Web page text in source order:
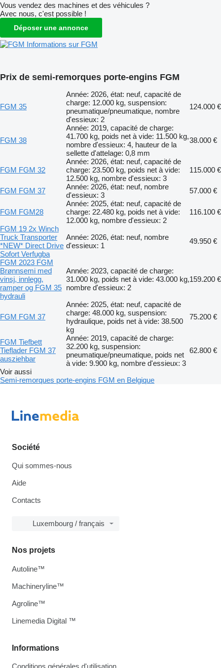
Vous vendez des machines et des véhicules ?
Avec nous, c'est possible !
Déposer une annonce
Informations sur FGM
Prix de semi-remorques porte-engins FGM
FGM 35
Année: 2026, état: neuf, capacité de
charge: 12.000 kg, suspension:
pneumatique/pneumatique, nombre
d'essieux: 2
124.000 €
FGM 38
Année: 2019, capacité de charge:
41.700 kg, poids net à vide: 11.500 kg,
nombre d'essieux: 4, hauteur de la
sellette d'attelage: 0,8 mm
38.000 €
FGM FGM 32
Année: 2026, état: neuf, capacité de
charge: 23.500 kg, poids net à vide:
12.500 kg, nombre d'essieux: 3
115.000 €
FGM FGM 37
Année: 2026, état: neuf, nombre
d'essieux: 3
57.000 €
FGM FGM28
Année: 2025, état: neuf, capacité de
charge: 22.480 kg, poids net à vide:
12.000 kg, nombre d'essieux: 2
116.100 €
FGM 19 2x Winch
Truck Transporter
*NEW* Direct Drive
Sofort Verfugba
Année: 2026, état: neuf, nombre
d'essieux: 1
49.950 €
FGM 2023 FGM
Brønnsemi med
vinsj, innlegg,
ramper og FGM 35
hydrauli
Année: 2023, capacité de charge:
31.000 kg, poids net à vide: 43.000 kg,
nombre d'essieux: 2
159.200 €
FGM FGM 37
Année: 2025, état: neuf, capacité de
charge: 48.000 kg, suspension:
hydraulique, poids net à vide: 38.500
kg
75.200 €
FGM Tiefbett
Tieflader FGM 37
ausziehbar
Année: 2019, capacité de charge:
32.200 kg, suspension:
pneumatique/pneumatique, poids net
à vide: 9.900 kg, nombre d'essieux: 3
62.800 €
Voir aussi
Semi-remorques porte-engins FGM en Belgique
Société
Qui sommes-nous
Aide
Contacts
Luxembourg / français
Informations
Conditions générales d'utilisation
Nos projets
Autoline™
Machineryline™
Agroline™
Linemedia Digital ™